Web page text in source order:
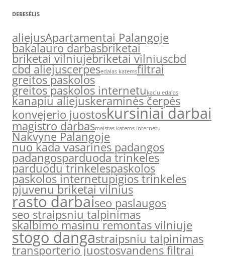
DEBESĖLIS
aliejusApartamentai Palangoje
bakalauro darbasbriketai
briketai vilniujebriketai vilniuscbd
cbd aliejuscerpesedalas katemsfiltrai
greitos paskolos
greitos paskolos internetu kaciu edalas
kanapiu aliejuskeraminės čerpės
konvejerio juostoskursiniai darbai
magistro darbasmaistas katems internetu
Nakvyne Palangoje
nuo kada vasarines padangos
padangosparduoda trinkeles
parduodu trinkelespaskolos
paskolos internetupigios trinkeles
pjuvenu briketai vilnius
rasto darbaiseo paslaugos
seo straipsniu talpinimas
skalbimo masinu remontas vilniuje
stogo dangastraipsniu talpinimas
transporterio juostosvandens filtrai